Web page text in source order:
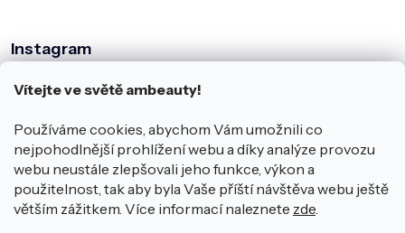
Vítejte ve světě ambeauty!
Používáme cookies, abychom Vám umožnili co
nejpohodlnější prohlížení webu a díky analýze provozu
webu neustále zlepšovali jeho funkce, výkon a
použitelnost, tak aby byla Vaše příští návštěva webu ještě
větším zážitkem. Více informací naleznete zde.
Instagram